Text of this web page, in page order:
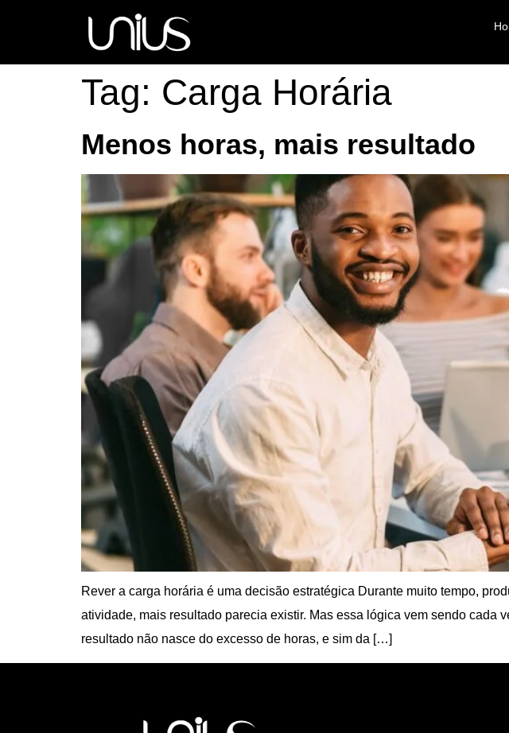
Tag: Carga Horária
Menos horas, mais resultado
Rever a carga horária é uma decisão estratégica Durante muito tempo,
atividade, mais resultado parecia existir. Mas essa lógica vem sendo
resultado não nasce do excesso de horas, e sim da […]